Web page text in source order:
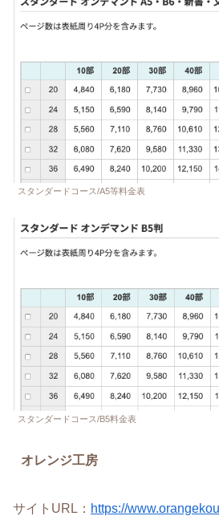
スタンダードコース/A5等料金表
スタンダードコース/B5料金表
オレンジ工房
サイトURL： https://